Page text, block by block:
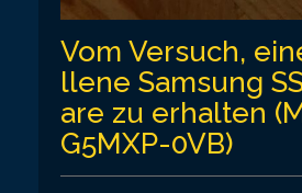
Vom Versuch,
llene Samsung
are zu erhalten
G5MXP-0VB)